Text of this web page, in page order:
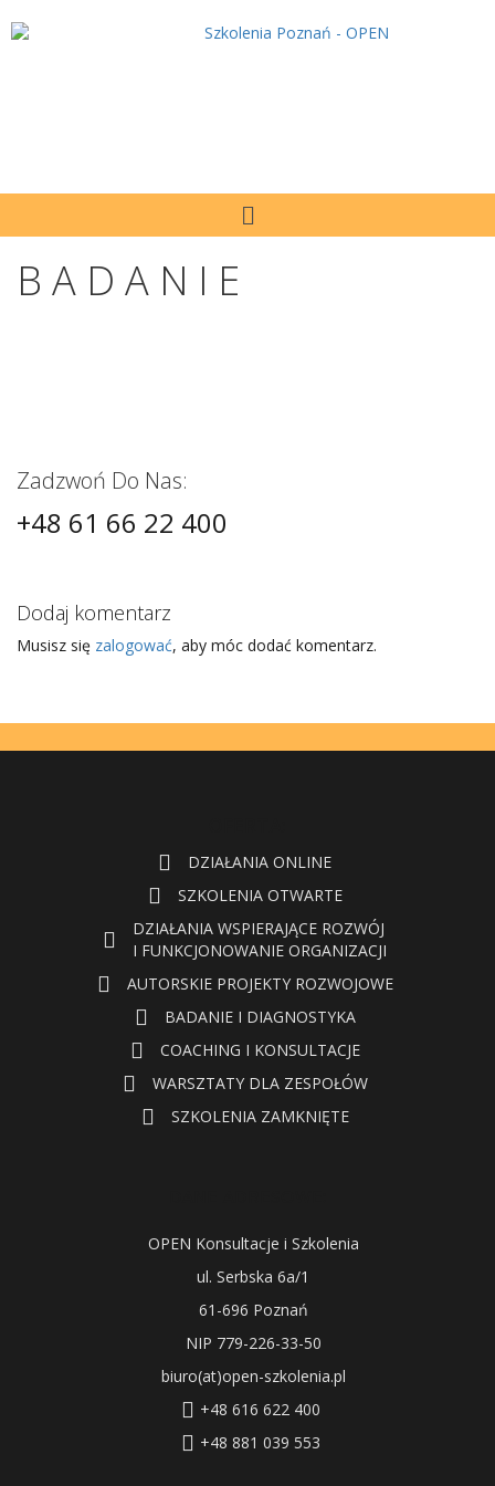
BADANIE
Zadzwoń Do Nas:
+48 61 66 22 400
Dodaj komentarz
Musisz się zalogować, aby móc dodać komentarz.
DZIAŁANIA ONLINE
SZKOLENIA OTWARTE
DZIAŁANIA WSPIERAJĄCE ROZWÓJ
I FUNKCJONOWANIE ORGANIZACJI
AUTORSKIE PROJEKTY ROZWOJOWE
BADANIE I DIAGNOSTYKA
COACHING I KONSULTACJE
WARSZTATY DLA ZESPOŁÓW
SZKOLENIA ZAMKNIĘTE
OPEN Konsultacje i Szkolenia
ul. Serbska 6a/1
61-696 Poznań
NIP 779-226-33-50
biuro(at)open-szkolenia.pl
+48 616 622 400
+48 881 039 553